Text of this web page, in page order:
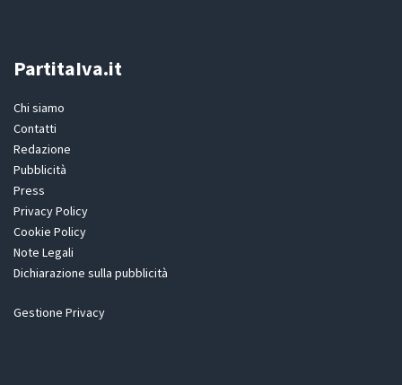
PartitaIva.it
Chi siamo
Contatti
Redazione
Pubblicità
Press
Privacy Policy
Cookie Policy
Note Legali
Dichiarazione sulla pubblicità
Gestione Privacy